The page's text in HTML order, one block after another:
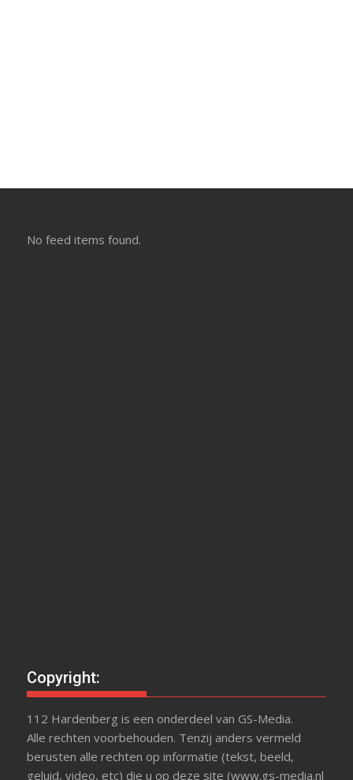
No feed items found.
Copyright:
112 Hardenberg is een onderdeel van GS-Media.
Alle rechten voorbehouden. Tenzij anders vermeld
berusten alle rechten op informatie (tekst, beeld,
geluid, video, etc) die u op deze site (www.gs-media.nl